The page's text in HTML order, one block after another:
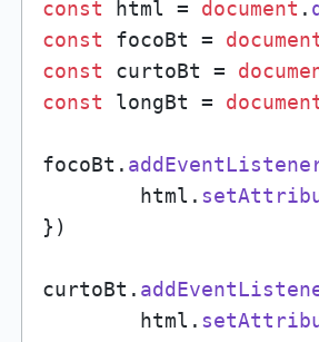
const html = document .
const focoBt =
const curtoBt =
const longBt =
focoBt.
        html.
})
curtoBt.
        html.